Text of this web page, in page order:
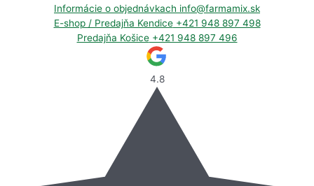
Informácie o objednávkach info@farmamix.sk
E-shop / Predajňa Kendice+421 948 897 498
Predajňa Košice+421 948 897 496
4.8